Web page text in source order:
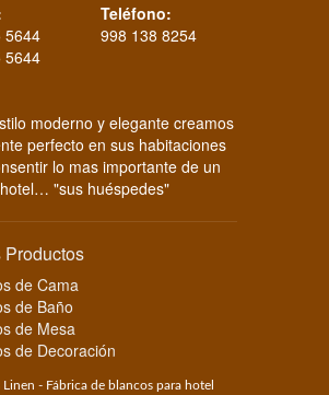
5644
5644
Teléfono:
998 138 8254
moderno y elegante creamos
perfecto en sus habitaciones
lo mas importante de un
hotel… "sus huéspedes"
Productos
de Cama
de Baño
de Mesa
de Decoración
Linen - Fábrica de blancos para hotel